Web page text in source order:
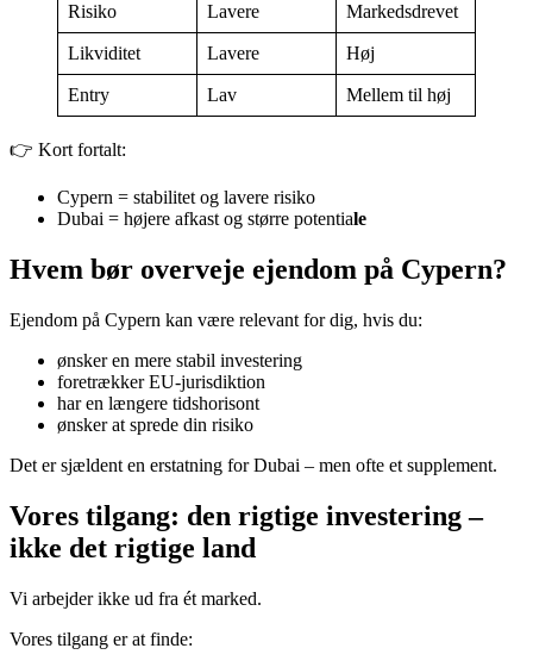
Risiko Lavere Markedsdrevet
Likviditet Lavere Høj
Entry Lav Mellem til høj
👉 Kort fortalt:
Cypern = stabilitet og lavere risiko
Dubai = højere afkast og større potentiale
Hvem bør overveje ejendom på Cypern?
Ejendom på Cypern kan være relevant for dig, hvis du:
ønsker en mere stabil investering
foretrækker EU-jurisdiktion
har en længere tidshorisont
ønsker at sprede din risiko
Det er sjældent en erstatning for Dubai – men ofte et supplement.
Vores tilgang: den rigtige investering –
ikke det rigtige land
Vi arbejder ikke ud fra ét marked.
Vores tilgang er at finde: